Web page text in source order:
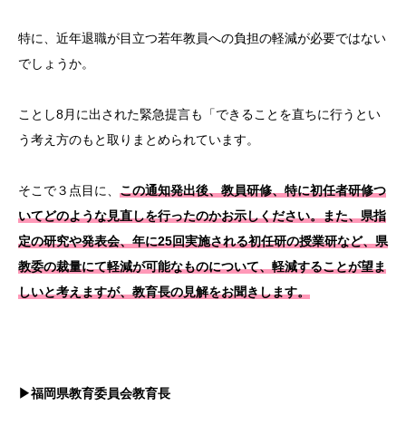
特に、近年退職が目立つ若年教員への負担の軽減が必要ではない
でしょうか。
ことし8月に出された緊急提言も「できることを直ちに行うとい
う考え方のもと取りまとめられています。
そこで３点目に、 この通知発出後、教員研修、特に初任者研修つ
いてどのような見直しを行ったのかお示しください。また、県指
定の研究や発表会、年に25回実施される初任研の授業研など、県
教委の裁量にて軽減が可能なものについて、軽減することが望ま
しいと考えますが、教育長の見解をお聞きします。
▶福岡県教育委員会教育長